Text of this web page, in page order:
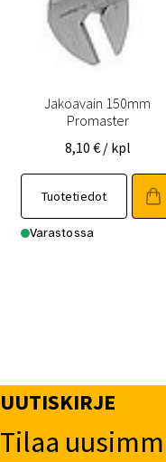
Jakoavain 150mm
Promaster
8,10 € / kpl
Tuotetiedot
Varastossa
UUTISKIRJE
Tilaa